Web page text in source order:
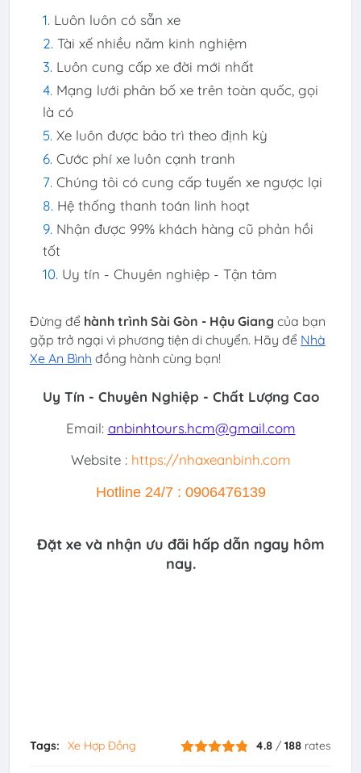
Luôn luôn có sẵn xe
Tài xế nhiều năm kinh nghiệm
Luôn cung cấp xe đời mới nhất
Mạng lưới phân bố xe trên toàn quốc, gọi
là có
Xe luôn được bảo trì theo định kỳ
Cước phí xe luôn cạnh tranh
Chúng tôi có cung cấp tuyến xe ngược lại
Hệ thống thanh toán linh hoạt
Nhận được 99% khách hàng cũ phản hồi
tốt
Uy tín - Chuyên nghiệp - Tận tâm
Đừng để hành trình Sài Gòn - Hậu Giang của bạn
gặp trở ngại vì phương tiện di chuyển. Hãy để Nhà
Xe An Bình đồng hành cùng bạn!
Uy Tín - Chuyên Nghiệp - Chất Lượng Cao
Email: anbinhtours.hcm@gmail.com
Website : https://nhaxeanbinh.com
Hotline 24/7 : 0906476139
Đặt xe và nhận ưu đãi hấp dẫn ngay hôm
nay.
Tags: Xe Hợp Đồng 4.8 /188 rates